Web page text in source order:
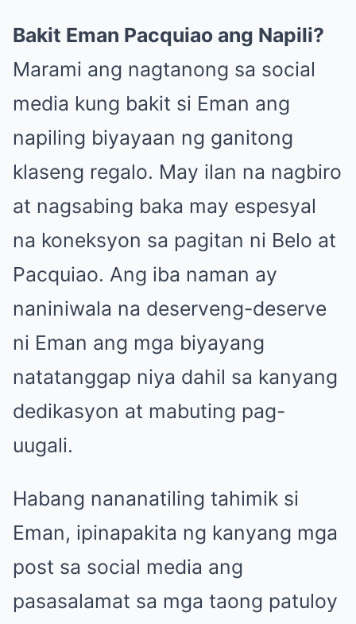
Bakit Eman Pacquiao ang Napili?
Marami ang nagtanong sa social
media kung bakit si Eman ang
napiling biyayaan ng ganitong
klaseng regalo. May ilan na nagbiro
at nagsabing baka may espesyal
na koneksyon sa pagitan ni Belo at
Pacquiao. Ang iba naman ay
naniniwala na deserveng-deserve
ni Eman ang mga biyayang
natatanggap niya dahil sa kanyang
dedikasyon at mabuting pag-
uugali.
Habang nananatiling tahimik si
Eman, ipinapakita ng kanyang mga
post sa social media ang
pasasalamat sa mga taong patuloy